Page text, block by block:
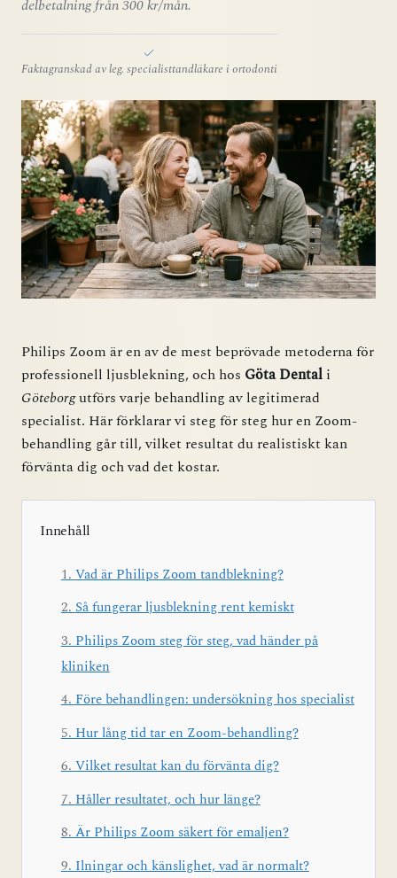
delbetalning från 300 kr/mån.
Faktagranskad av leg. specialisttandläkare i ortodonti
Philips Zoom är en av de mest beprövade metoderna för
professionell ljusblekning, och hos Göta Dental i
Göteborgutförs varje behandling av legitimerad
specialist. Här förklarar vi steg för steg hur en Zoom-
behandling går till, vilket resultat du realistiskt kan
förvänta dig och vad det kostar.
Innehåll
Vad är Philips Zoom tandblekning?
Så fungerar ljusblekning rent kemiskt
Philips Zoom steg för steg, vad händer på
kliniken
Före behandlingen: undersökning hos specialist
Hur lång tid tar en Zoom-behandling?
Vilket resultat kan du förvänta dig?
Håller resultatet, och hur länge?
Är Philips Zoom säkert för emaljen?
Ilningar och känslighet, vad är normalt?